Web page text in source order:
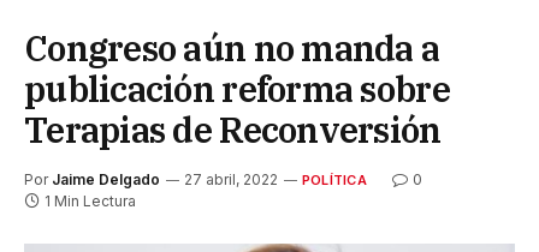
Congreso aún no manda a
publicación reforma sobre
Terapias de Reconversión
Por Jaime Delgado 27 abril, 2022 POLÍTICA
0
1 Min Lectura